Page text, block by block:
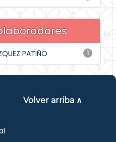
1
PATIÑO
Volver arriba ∧